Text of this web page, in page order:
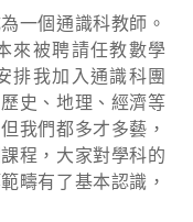
個通識科教師。
來被聘請任教數學
排我加入通識科團
史、地理、經濟等
我們都多才多藝，
程，大家對學科的
疇有了基本認識，